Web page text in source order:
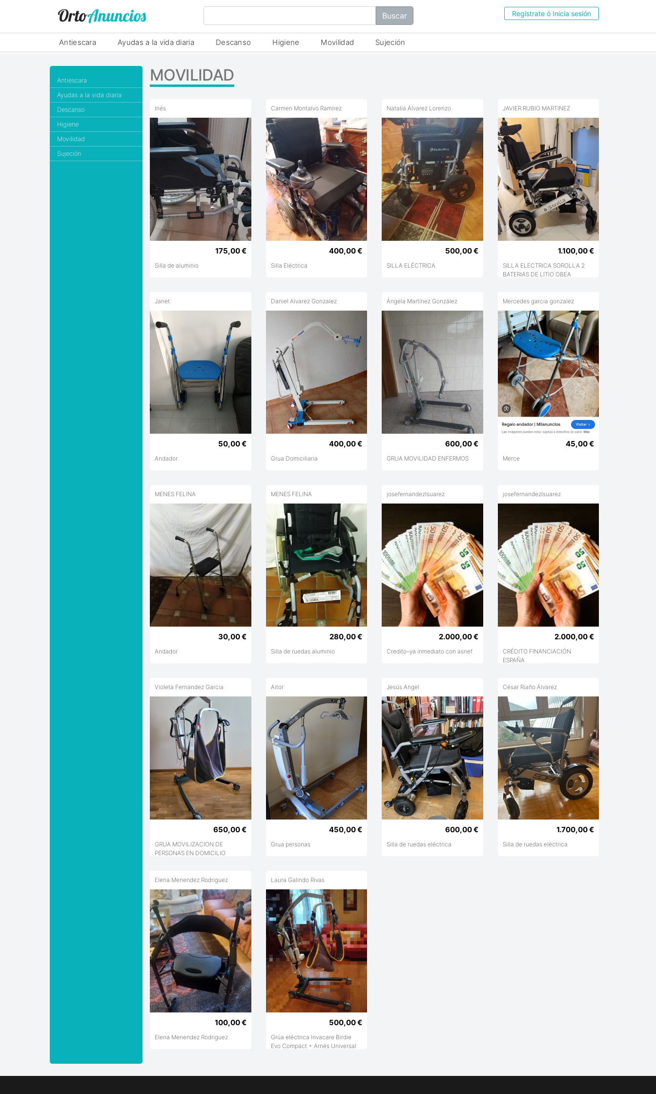
Registrate ó Inicia sesión
Antiescara Ayudas a la vida diaria Descanso Higiene Movilidad Sujeción
Antiescara
Ayudas a la vida diaria
Descanso
Higiene
Movilidad
Sujeción
MOVILIDAD
Inés
175,00 €
Silla de aluminio
Carmen Montalvo Ramírez
400,00 €
Silla Eléctrica
Natalia Álvarez Lorenzo
500,00 €
SILLA ELÉCTRICA
JAVIER RUBIO MARTINEZ
1.100,00 €
SILLA ELECTRICA SOROLLA 2
BATERIAS DE LITIO OBEA
Janet
50,00 €
Andador
Daniel Alvarez Gonzalez
400,00 €
Grua Domiciliaria
Ángela Martínez González
600,00 €
GRUA MOVILIDAD ENFERMOS
Mercedes garcia gonzalez
45,00 €
Merce
MENES FELINA
30,00 €
Andador
MENES FELINA
280,00 €
Silla de ruedas aluminio
josefernandezlsuarez
2.000,00 €
Credito–ya inmediato con asnef
josefernandezlsuarez
2.000,00 €
CRÉDITO FINANCIACIÓN
ESPAÑA
Violeta Fernandez Garcia
650,00 €
GRUA MOVILIZACION DE
PERSONAS EN DOMICILIO
Aitor
450,00 €
Grua personas
Jesús Angel
600,00 €
Silla de ruedas eléctrica
César Riaño Álvarez
1.700,00 €
Silla de ruedas eléctrica
Elena Menendez Rodriguez
100,00 €
Elena Menendez Rodriguez
Laura Galindo Rivas
500,00 €
Grúa eléctrica Invacare Birdie
Evo Compact + Arnés Universal